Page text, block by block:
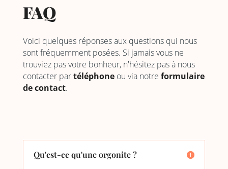
FAQ
Voici quelques réponses aux questions qui nous
sont fréquemment posées. Si jamais vous ne
trouviez pas votre bonheur, n'hésitez pas à nous
contacter partéléphoneou via notre formulaire
de contact.
Qu'est-ce qu'une orgonite ?